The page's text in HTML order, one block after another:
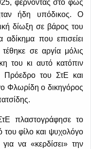
φέρνοντας στο φως
ήδη υπόδικος. Ο
δίωξη σε βάρος του
αδίκημα που επισείει
σε αργία μόλις
του κι αυτό κατόπιν
του ΣτΕ και
Φλωρίδη ο δικηγόρος
πλαστογράφησε το
του φίλο και ψυχολόγο
να «κερδίσει» την